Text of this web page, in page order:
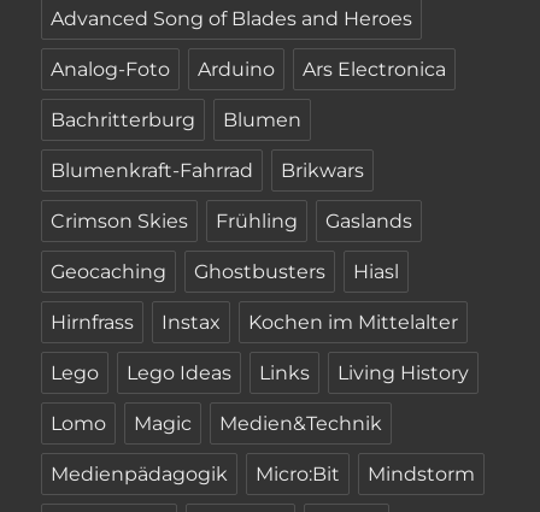
Advanced Song of Blades and Heroes
Analog-Foto Arduino Ars Electronica
Bachritterburg Blumen
Blumenkraft-Fahrrad Brikwars
Crimson Skies Frühling Gaslands
Geocaching Ghostbusters Hiasl
Hirnfrass Instax Kochen im Mittelalter
Lego Lego Ideas Links Living History
Lomo Magic Medien&Technik
Medienpädagogik Micro:Bit Mindstorm